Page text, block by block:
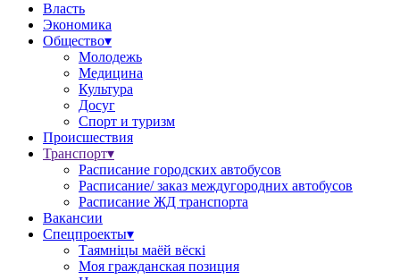
Власть
Экономика
Общество▾
Молодежь
Медицина
Культура
Досуг
Спорт и туризм
Происшествия
Транспорт▾
Расписание городских автобусов
Расписание/ заказ междугородних автобусов
Расписание ЖД транспорта
Вакансии
Спецпроекты▾
Таямніцы маёй вёскі
Моя гражданская позиция